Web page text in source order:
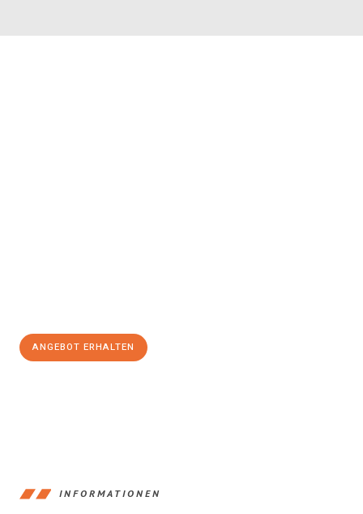
ANGEBOT ERHALTEN
INFORMATIONEN